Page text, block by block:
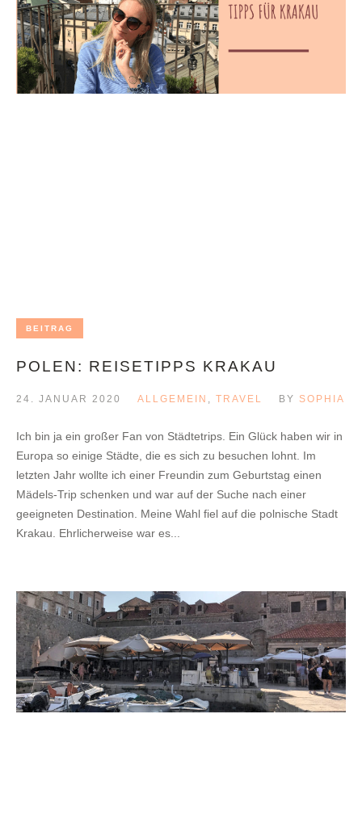
BEITRAG
POLEN: REISETIPPS KRAKAU
24. JANUAR 2020 ALLGEMEIN TRAVEL BY SOPHIA
Ich bin ja ein großer Fan von Städtetrips. Ein Glück haben wir in
Europa so einige Städte, die es sich zu besuchen lohnt. Im
letzten Jahr wollte ich einer Freundin zum Geburtstag einen
Mädels-Trip schenken und war auf der Suche nach einer
geeigneten Destination. Meine Wahl fiel auf die polnische Stadt
Krakau. Ehrlicherweise war es...